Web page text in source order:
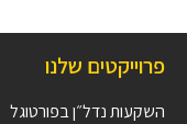
פרוייקטים שלנו
השקעות נדל״ן בפורטוגל